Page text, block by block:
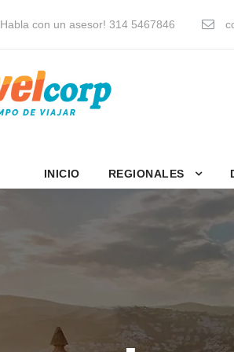
Habla con un asesor! 314 5467846
INICIO REGIONALES